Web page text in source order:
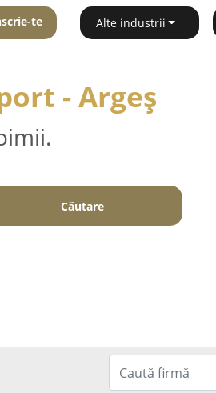
te Alte industrii
- Argeş
Căutare